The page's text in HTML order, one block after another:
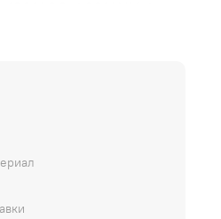
что в 2 раза
отдельно.
дополнительной
на